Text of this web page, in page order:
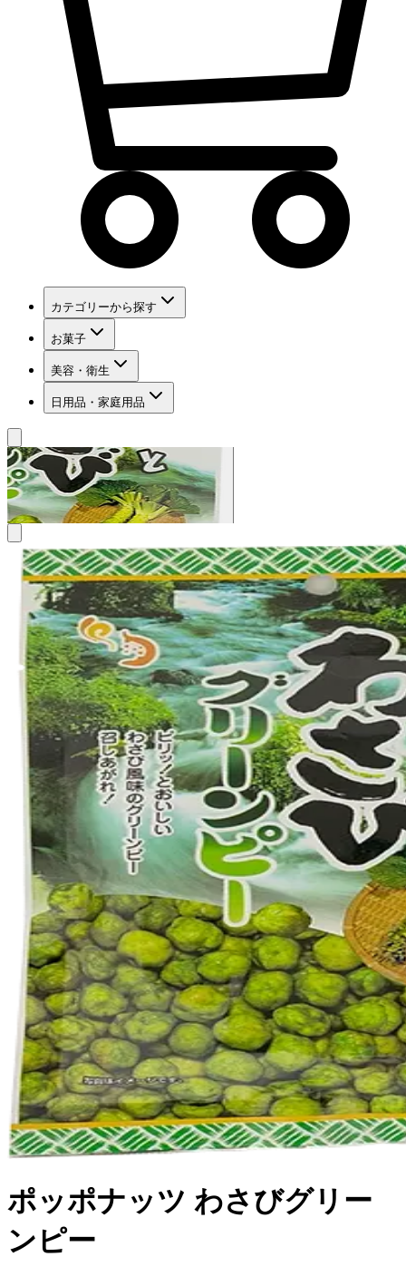
カテゴリーから探す
お菓子
美容・衛生
日用品・家庭用品
ポッポナッツ わさびグリー
ンピー